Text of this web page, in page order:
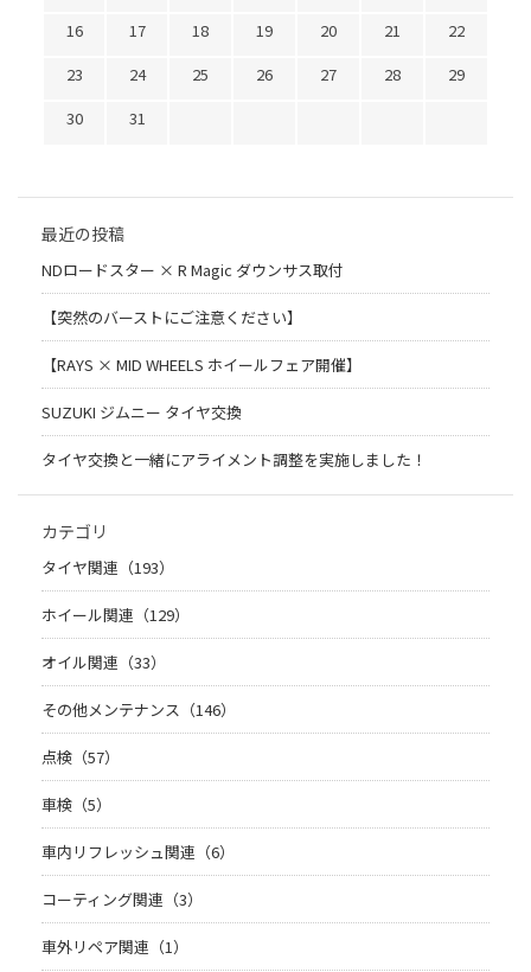
16
17 18 19 20 21
22
23
24 25 26 27 28
29
30
31
最近の投稿
NDロードスター × R Magic ダウンサス取付
【突然のバーストにご注意ください】
【RAYS × MID WHEELS ホイールフェア開催】
SUZUKI ジムニー タイヤ交換
タイヤ交換と一緒にアライメント調整を実施しました！
カテゴリ
タイヤ関連（193）
ホイール関連（129）
オイル関連（33）
その他メンテナンス（146）
点検（57）
車検（5）
車内リフレッシュ関連（6）
コーティング関連（3）
車外リペア関連（1）